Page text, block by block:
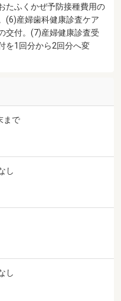
たふくかぜ予防接種費用の
(6)産婦歯科健康診査ケア
交付。(7)産婦健康診査受
を1回分から2回分へ変
まで
し
し